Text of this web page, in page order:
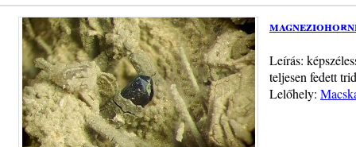
Leírás:
teljesen fedett
Lelőhely: